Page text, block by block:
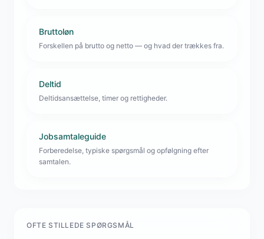
Bruttoløn
Forskellen på brutto og netto — og hvad der trækkes fra.
Deltid
Deltidsansættelse, timer og rettigheder.
Jobsamtaleguide
Forberedelse, typiske spørgsmål og opfølgning efter
samtalen.
OFTE STILLEDE SPØRGSMÅL